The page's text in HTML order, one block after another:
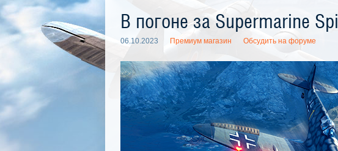
В погоне за Supermarine
06.10.2023 Премиум магазин Обсудить на форуме